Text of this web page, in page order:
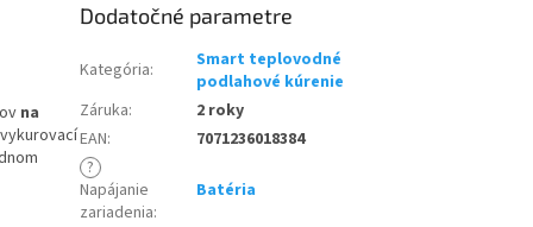
na
Dodatočné parametre
Kategória:
Smart teplovodné
podlahové kúrenie
Záruka:
2 roky
EAN:
7071236018384
?
Napájanie
zariadenia:
Batéria